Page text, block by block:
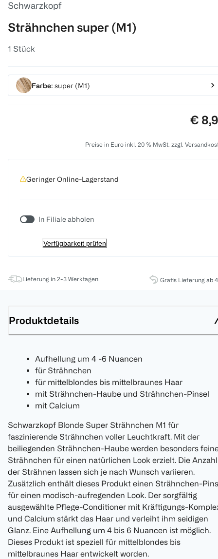
Schwarzkopf
Strähnchen super (M1)
1 Stück
Farbe: super (M1)
€
Preise in Euro inkl. 20 % MwSt. zzgl.
Geringer Online-Lagerstand
In Filiale abholen
Verfügbarkeit prüfen
Lieferung in 2-3 Werktagen Gratis Lieferung ab
Produktdetails
Aufhellung um 4 -6 Nuancen
für Strähnchen
für mittelblondes bis mittelbraunes Haar
mit Strähnchen-Haube und Strähnchen-Pinsel
mit Calcium
Schwarzkopf Blonde Super Strähnchen M1 für
faszinierende Strähnchen voller Leuchtkraft. Mit der
beiliegenden Strähnchen-Haube werden besonders
Strähnchen für einen natürlichen Look erzielt. Die Anzahl
der Strähnen lassen sich je nach Wunsch variieren.
Zusätzlich enthält dieses Produkt einen Strähnchen-
für einen modisch-aufregenden Look. Der sorgfältig
ausgewählte Pflege-Conditioner mit Kräftigungs-
und Calcium stärkt das Haar und verleiht ihm seidigen
Glanz. Eine Aufhellung um 4 bis 6 Nuancen ist möglich.
Dieses Produkt ist speziell für mittelblondes bis
mittelbraunes Haar entwickelt worden.